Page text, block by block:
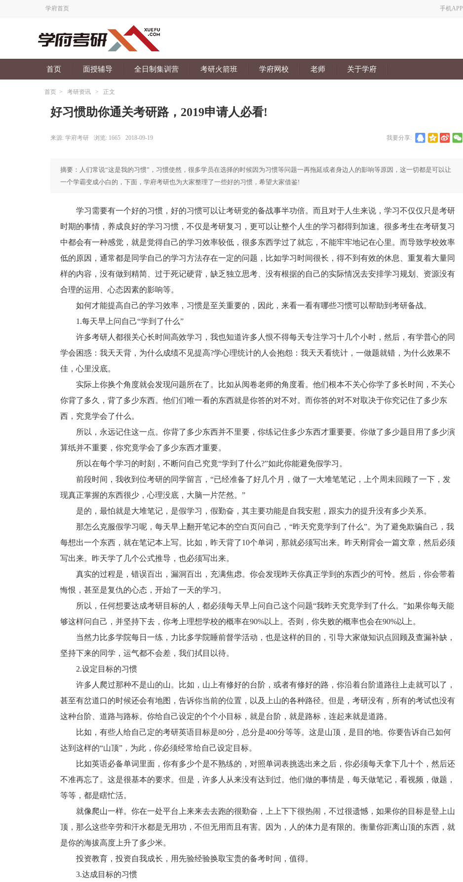
学府首页 手机APP
首页 面授辅导 全日制集训营 考研火箭班 学府网校 老师 关于学府
首页 > 考研资讯 > 正文
好习惯助你通关考研路，2019申请人必看!
来源: 学府考研 浏览: 1665 2018-09-19 我要分享:
摘要：人们常说“这是我的习惯”，习惯使然，很多学员在选择的时候因为习惯等问题一再拖延或者身边人的影响等原因，这一切都是可以让
一个学霸变成小白的，下面，学府考研也为大家整理了一些好的习惯，希望大家借鉴!
学习需要有一个好的习惯，好的习惯可以让考研党的备战事半功倍。而且对于人生来说，学习不仅仅只是考研
时期的事情，养成良好的学习习惯，不仅是考研复习，更可以让整个人生的学习都得到加速。很多考生在考研复习
中都会有一种感觉，就是觉得自己的学习效率较低，很多东西学过了就忘，不能牢牢地记在心里。而导致学校效率
低的原因，通常都是同学自己的学习方法存在一定的问题，比如学习时间很长，得不到有效的休息、重复着大量同
样的内容，没有做到精简、过于死记硬背，缺乏独立思考、没有根据的自己的实际情况去安排学习规划、资源没有
合理的运用、心态因素的影响等。
如何才能提高自己的学习效率，习惯是至关重要的，因此，来看一看有哪些习惯可以帮助到考研备战。
1.每天早上问自己“学到了什么”
许多考研人都很关心长时间高效学习，我也知道许多人恨不得每天专注学习十几个小时，然后，有学普心的同
学会困惑：我天天背，为什么成绩不见提高?学心理统计的人会抱怨：我天天看统计，一做题就错，为什么效果不
佳，心里没底。
实际上你换个角度就会发现问题所在了。比如从阅卷老师的角度看。他们根本不关心你学了多长时间，不关心
你背了多久，背了多少东西。他们们唯一看的东西就是你答的对不对。而你答的对不对取决于你究记住了多少东
西，究竟学会了什么。
所以，永远记住这一点。你背了多少东西并不里要，你练记住多少东西才重要要。你做了多少题目用了多少演
算纸并不重要，你究竟学会了多少东西才重要。
所以在每个学习的时刻，不断问自己究竟“学到了什么?”如此你能避免假学习。
前段时间，我收到位考研的同学留言，“已经准备了好几个月，做了一大堆笔笔记，上个周未回顾了一下，发
现真正掌握的东西很少，心理没底，大脑一片茫然。”
是的，最怕就是大堆笔记，是假学习，假勤奋，其主要功能是自我安慰，跟实力的提升没有多少关系。
那怎么克服假学习呢，每天早上翻开笔记本的空白页问自己，“昨天究竟学到了什么”。为了避免欺骗自己，我
每想出一个东西，就在笔记本上写。比如，昨天背了10个单词，那就必须写出来。昨天刚背会一篇文章，然后必须
写出来。昨天学了几个公式推导，也必须写出来。
真实的过程是，错误百出，漏洞百出，充满焦虑。你会发现昨天你真正学到的东西少的可怜。然后，你会带着
悔恨，甚至是复仇的心态，开始了一天的学习。
所以，任何想要达成考研目标的人，都必须每天早上问自己这个问题“我昨天究竟学到了什么。”如果你每天能
够这样问自己，并坚持下去，你考上理想学校的概率在90%以上。否则，你失败的概率也会在90%以上。
当然力比多学院每日一练，力比多学院睡前督学活动，也是这样的目的，引导大家做知识点回顾及查漏补缺，
坚持下来的同学，运气都不会差，我们拭目以待。
2.设定目标的习惯
许多人爬过那种不是山的山。比如，山上有修好的台阶，或者有修好的路，你沿着台阶道路往上走就可以了，
甚至有岔道口的时候还会有地图，告诉你当前的位置，以及上山的各种路径。但是，考研没有，所有的考试也没有
这种台阶、道路与路标。你给自己设定的个个小目标，就是台阶，就是路标，连起来就是道路。
比如，有些人给自己定的考研英语目标是80分，总分是400分等等。这是山顶，是目的地。你要告诉自己如何
达到这样的“山顶”，为此，你必须经常给自己设定目标。
比如英语必备单词里面，你有多少个是不熟练的，对照单词表挑选出来之后，你必须每天拿下几十个，然后还
不准再忘了。这是很基本的要求。但是，许多人从来没有达到过。他们做的事情是，每天做笔记，看视频，做题，
等等，都是瞎忙活。
就像爬山一样。你在一处平台上来来去去跑的很勤奋，上上下下很热闹，不过很遗憾，如果你的目标是登上山
顶，那么这些辛劳和汗水都是无用功，不但无用而且有害。因为，人的体力是有限的。衡量你距离山顶的东西，就
是你的海拔高度上升了多少米。
投资教育，投资自我成长，用先验经验换取宝贵的备考时间，值得。
3.达成目标的习惯